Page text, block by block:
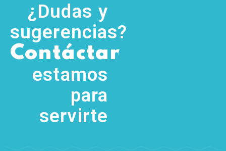
¿Dudas y
sugerencias?
Contáctanos
estamos
para
servirte